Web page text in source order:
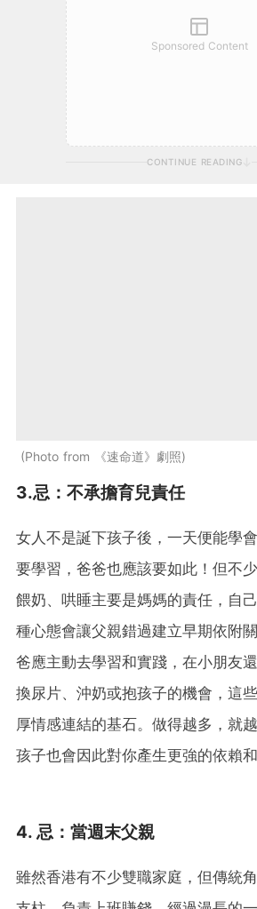
Sponsored Content
CONTINUE READING
Photo from 《速命道》劇照
3.忌 ：不承擔育兒責任
女人不是誕下孩子後，一天便能學
要學習，爸爸也應該要如此！但不
餵奶、哄睡主要是媽媽的責任，自
種心態會讓父親錯過建立早期依附
爸應主動去學習和實踐，在小朋友
換尿片、沖奶或抱孩子的機會，這
厚情感連結的基石。做得越多，就
孩子也會因此對你產生更強的依賴和
4. 忌：當週末父親
雖然香港有不少雙職家庭，但傳統